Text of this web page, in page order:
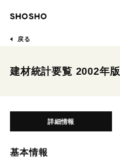
戻る
建材統計要覧 2002年版
詳細情報
基本情報